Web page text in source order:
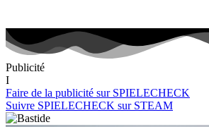
Publicité
I
Faire de la publicité sur SPIELECHECK
Suivre SPIELECHECK sur STEAM